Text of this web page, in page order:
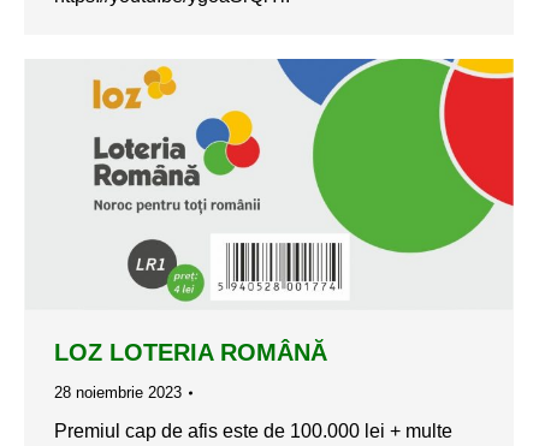
LOZ LOTERIA ROMÂNĂ
28 noiembrie 2023
Premiul cap de afis este de 100.000 lei + multe